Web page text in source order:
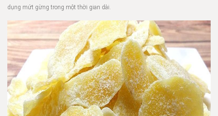
dụng mứt gừng trong một thời gian dài.